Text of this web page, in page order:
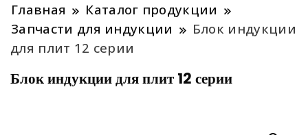
Главная
Каталог продукции
Запчасти для индукции
Блок индукции
для плит 12 серии
Блок индукции для плит 12 серии